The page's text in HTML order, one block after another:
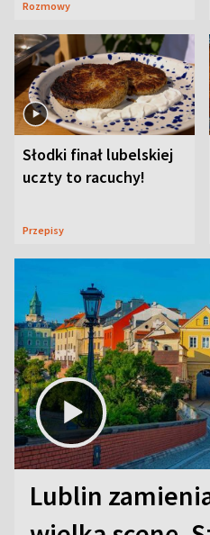
Rozmowy
Słodki finał lubelskiej
uczty to racuchy!
Przepisy
Lublin